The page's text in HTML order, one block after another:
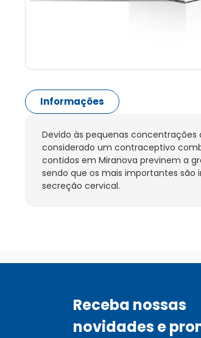
Informações
Devido às pequenas concentrações
considerado um contraceptivo
contidos em Miranova previnem a
sendo que os mais importantes são
secreção cervical.
Receba nossas
novidades e